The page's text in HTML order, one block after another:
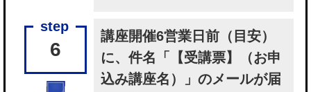
6
講座開催6営業日前（目安）
に、件名「【受講票】（お申
込み講座名）」のメールが届